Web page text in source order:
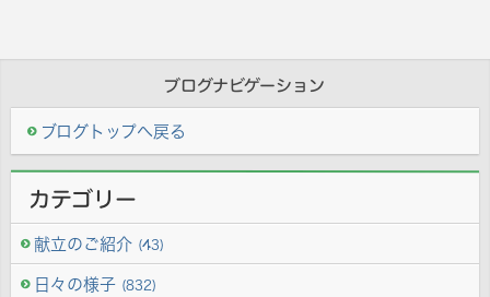
ブログナビゲーション
ブログトップへ戻る
カテゴリー
献立のご紹介 (43)
日々の様子 (832)